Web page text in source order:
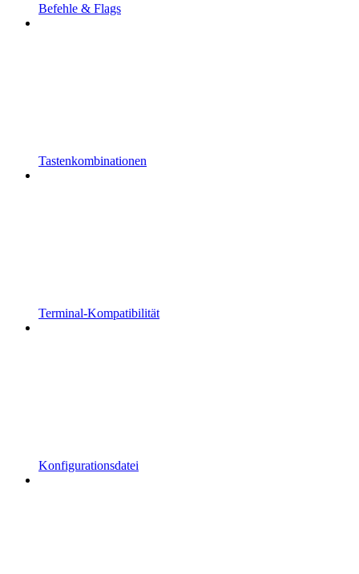
Befehle & Flags
Tastenkombinationen
Terminal-Kompatibilität
Konfigurationsdatei